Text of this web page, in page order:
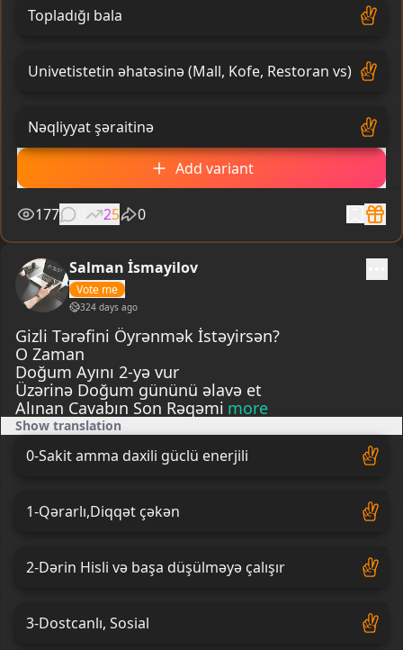
Topladığı bala
Univetistetin əhatəsinə (Mall, Kofe, Restoran vs)
Nəqliyyat şəraitinə
Add variant
177 25 0
Salman İsmayilov
Vote me
324 days ago
Gizli Tərəfini Öyrənmək İstəyirsən?
O Zaman
Doğum Ayını 2-yə vur
Üzərinə Doğum gününü əlavə et
Alınan Cavabın Son Rəqəmi more
Show translation
0-Sakit amma daxili güclü enerjili
1-Qərarlı,Diqqət çəkən
2-Dərin Hisli və başa düşülməyə çalışır
3-Dostcanlı, Sosial